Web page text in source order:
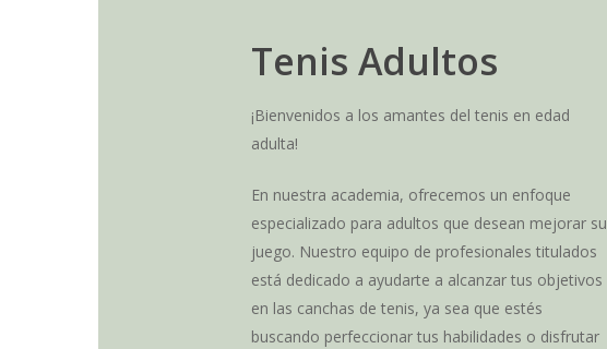
Tenis Adultos
¡Bienvenidos a los amantes del tenis en edad
adulta!
En nuestra academia, ofrecemos un enfoque
especializado para adultos que desean mejorar su
juego. Nuestro equipo de profesionales titulados
está dedicado a ayudarte a alcanzar tus objetivos
en las canchas de tenis, ya sea que estés
buscando perfeccionar tus habilidades o disfrutar